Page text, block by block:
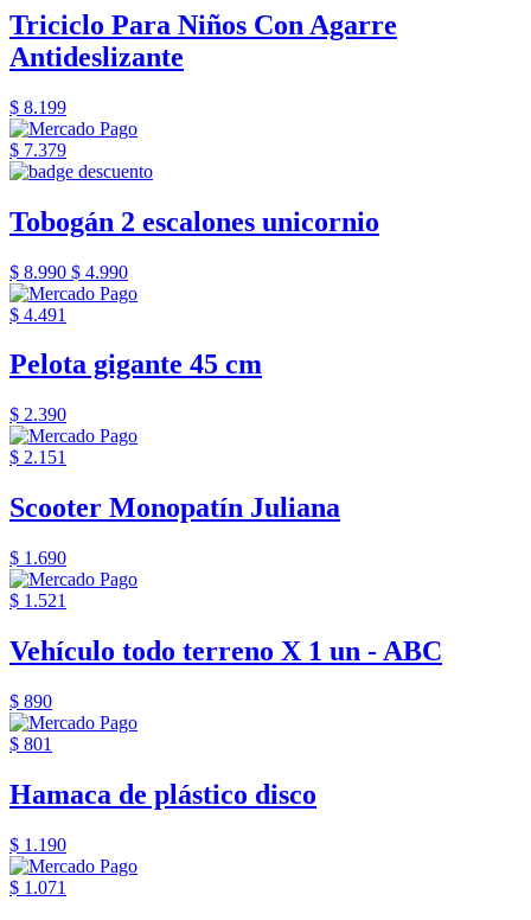
Triciclo Para Niños Con Agarre
Antideslizante
$ 8.199
$ 7.379
Tobogán 2 escalones unicornio
$ 8.990 $ 4.990
$ 4.491
Pelota gigante 45 cm
$ 2.390
$ 2.151
Scooter Monopatín Juliana
$ 1.690
$ 1.521
Vehículo todo terreno X 1 un - ABC
$ 890
$ 801
Hamaca de plástico disco
$ 1.190
$ 1.071